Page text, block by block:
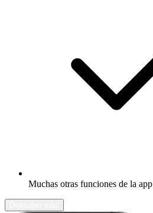
Muchas otras funciones de la app